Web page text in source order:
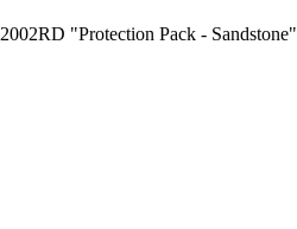
2002RD "Protection Pack - Sandstone"